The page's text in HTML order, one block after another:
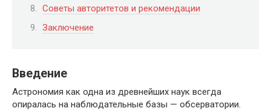
Советы авторитетов и рекомендации
Заключение
Введение
Астрономия как одна из древнейших наук всегда
опиралась на наблюдательные базы — обсерватории.